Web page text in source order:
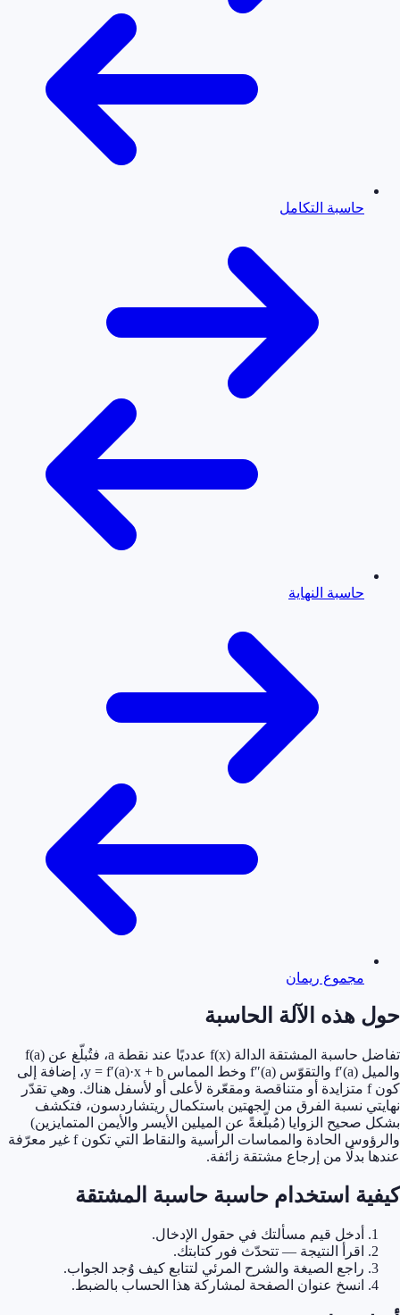
حاسبة التكامل
حاسبة النهاية
مجموع ريمان
هذه الآلة الحاسبة
تفاضل حاسبة المشتقة الدالة f(x) عدديًا عند نقطة a، فتُبلّغ عن f(a)
والميل f′(a) والتقوّس f″(a) وخط المماس y = f′(a)·x + b، إضافة إلى
كون f متزايدة أو متناقصة ومقعّرة لأعلى أو لأسفل هناك. وهي تقدّر
نسبة الفرق من الجهتين باستكمال ريتشاردسون، فتكشف
الزوايا (مُبلّغةً عن الميلين الأيسر والأيمن المتمايزين)
والرؤوس الحادة والمماسات الرأسية والنقاط التي تكون f غير معرّفة
بدلًا من إرجاع مشتقة زائفة.
استخدام حاسبة حاسبة المشتقة
أدخل قيم مسألتك في حقول الإدخال.
اقرأ النتيجة — تتحدّث فور كتابتك.
راجع الصيغة والشرح المرئي لتتابع كيف وُجد الجواب.
انسخ عنوان الصفحة لمشاركة هذا الحساب بالضبط.